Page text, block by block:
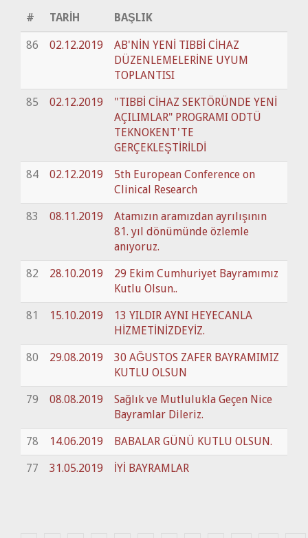
# TARİH BAŞLIK
86 02.12.2019
AB'NİN YENİ TIBBİ CİHAZ
DÜZENLEMELERİNE UYUM
TOPLANTISI
85 02.12.2019
"TIBBİ CİHAZ SEKTÖRÜNDE YENİ
AÇILIMLAR" PROGRAMI ODTÜ
TEKNOKENT'TE
GERÇEKLEŞTİRİLDİ
84 02.12.2019
5th European Conference on
Clinical Research
83 08.11.2019
Atamızın aramızdan ayrılışının
81. yıl dönümünde özlemle
anıyoruz.
82 28.10.2019
29 Ekim Cumhuriyet Bayramımız
Kutlu Olsun..
81 15.10.2019
13 YILDIR AYNI HEYECANLA
HİZMETİNİZDEYİZ.
80 29.08.2019
30 AĞUSTOS ZAFER BAYRAMIMIZ
KUTLU OLSUN
79 08.08.2019
Sağlık ve Mutlulukla Geçen Nice
Bayramlar Dileriz.
78 14.06.2019 BABALAR GÜNÜ KUTLU OLSUN.
77 31.05.2019 İYİ BAYRAMLAR